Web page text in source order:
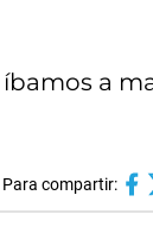
a
Para compartir: